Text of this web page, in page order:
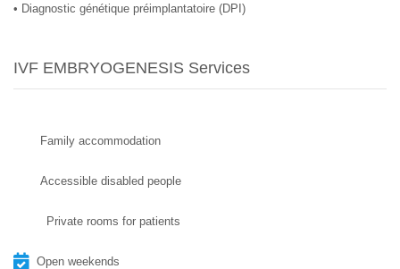
• Diagnostic génétique préimplantatoire (DPI)
IVF EMBRYOGENESIS Services
Family accommodation
Accessible disabled people
Private rooms for patients
Open weekends